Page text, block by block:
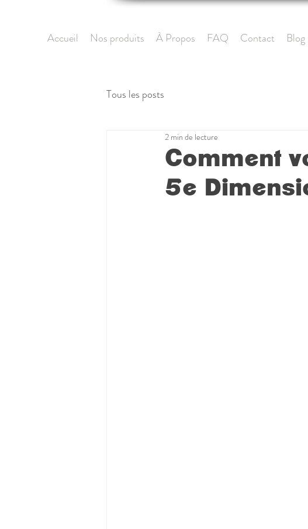
Accueil Nos produits À Propos FAQ Contact Blog
Tous les posts
Comment
5e
2 min de lecture